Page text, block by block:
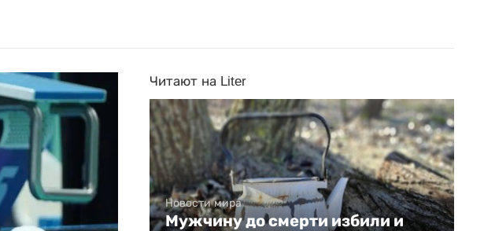
Читают на Liter
Новости мира
Мужчину до смерти избили и